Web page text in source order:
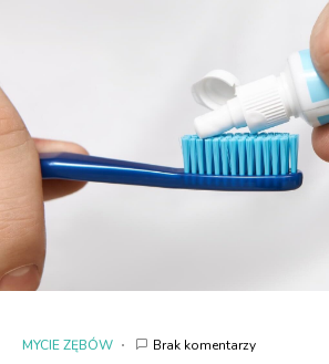
MYCIE ZĘBÓW Brak komentarzy